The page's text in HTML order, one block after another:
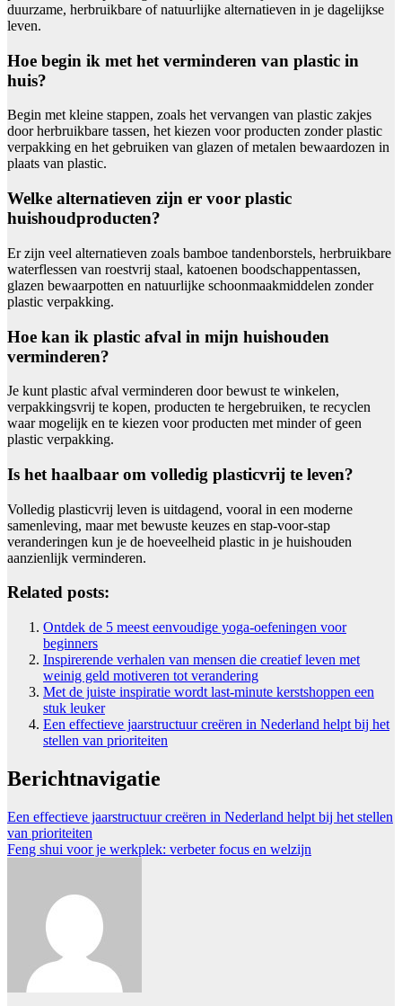
duurzame, herbruikbare of natuurlijke alternatieven in je dagelijkse
leven.
Hoe begin ik met het verminderen van plastic in
huis?
Begin met kleine stappen, zoals het vervangen van plastic zakjes
door herbruikbare tassen, het kiezen voor producten zonder plastic
verpakking en het gebruiken van glazen of metalen bewaardozen in
plaats van plastic.
Welke alternatieven zijn er voor plastic
huishoudproducten?
Er zijn veel alternatieven zoals bamboe tandenborstels, herbruikbare
waterflessen van roestvrij staal, katoenen boodschappentassen,
glazen bewaarpotten en natuurlijke schoonmaakmiddelen zonder
plastic verpakking.
Hoe kan ik plastic afval in mijn huishouden
verminderen?
Je kunt plastic afval verminderen door bewust te winkelen,
verpakkingsvrij te kopen, producten te hergebruiken, te recyclen
waar mogelijk en te kiezen voor producten met minder of geen
plastic verpakking.
Is het haalbaar om volledig plasticvrij te leven?
Volledig plasticvrij leven is uitdagend, vooral in een moderne
samenleving, maar met bewuste keuzes en stap-voor-stap
veranderingen kun je de hoeveelheid plastic in je huishouden
aanzienlijk verminderen.
Related posts:
Ontdek de 5 meest eenvoudige yoga-oefeningen voor
beginners
Inspirerende verhalen van mensen die creatief leven met
weinig geld motiveren tot verandering
Met de juiste inspiratie wordt last-minute kerstshoppen een
stuk leuker
Een effectieve jaarstructuur creëren in Nederland helpt bij het
stellen van prioriteiten
Berichtnavigatie
Een effectieve jaarstructuur creëren in Nederland helpt bij het stellen
van prioriteiten
Feng shui voor je werkplek: verbeter focus en welzijn